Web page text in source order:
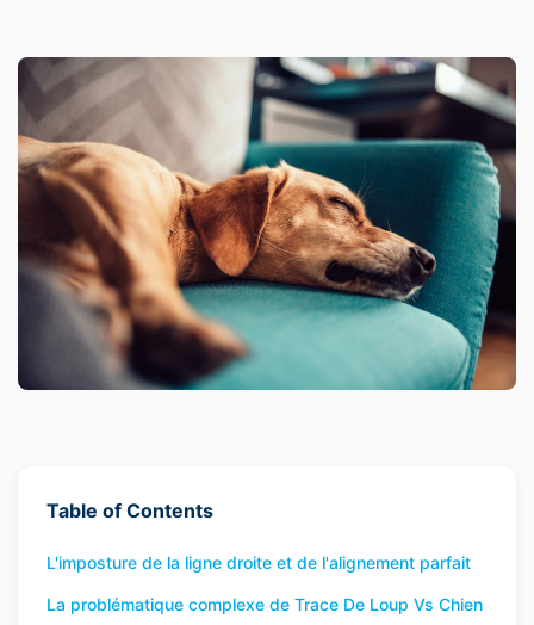
Table of Contents
L'imposture de la ligne droite et de l'alignement parfait
La problématique complexe de Trace De Loup Vs Chien